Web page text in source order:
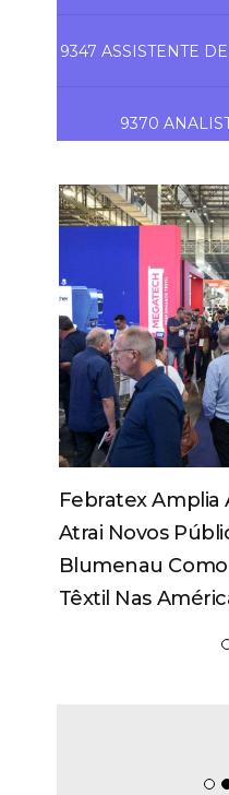
9347 ASSISTENTE
9370
Febratex Amplia
Atrai Novos
Blumenau
Têxtil Nas